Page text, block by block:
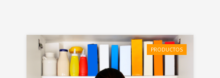
PRODUCTOS